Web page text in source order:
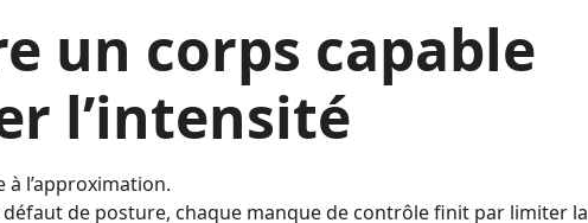
un corps capable
l’intensité
à l’approximation.
de posture, chaque manque de contrôle finit par limiter la